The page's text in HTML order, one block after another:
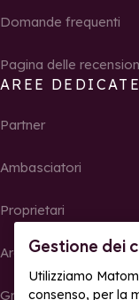
Gestione dei
Utilizziamo
consenso, per la
Domande frequenti
Pagina delle
AREE DEDICATE
Partner
Ambasciatori
Proprietari
Area Stampa
Gruppi, seminari e